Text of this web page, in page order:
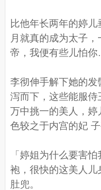
比他年长两年的婷
月就真的成为太子
帝，我便有些儿怕
李彻伸手解下她的
泻而下，这些能服
万中挑一的美人，
色较之于内宫的妃
「婷姐为什么要害
袍，很快的这美人
肚兜。